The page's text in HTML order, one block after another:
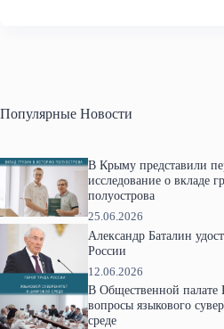
Популярные Новости
В Крыму представили
исследование о вкладе
полуострова
25.06.2026
Александр Баталин
России
12.06.2026
В Общественной палате
вопросы языкового
среде